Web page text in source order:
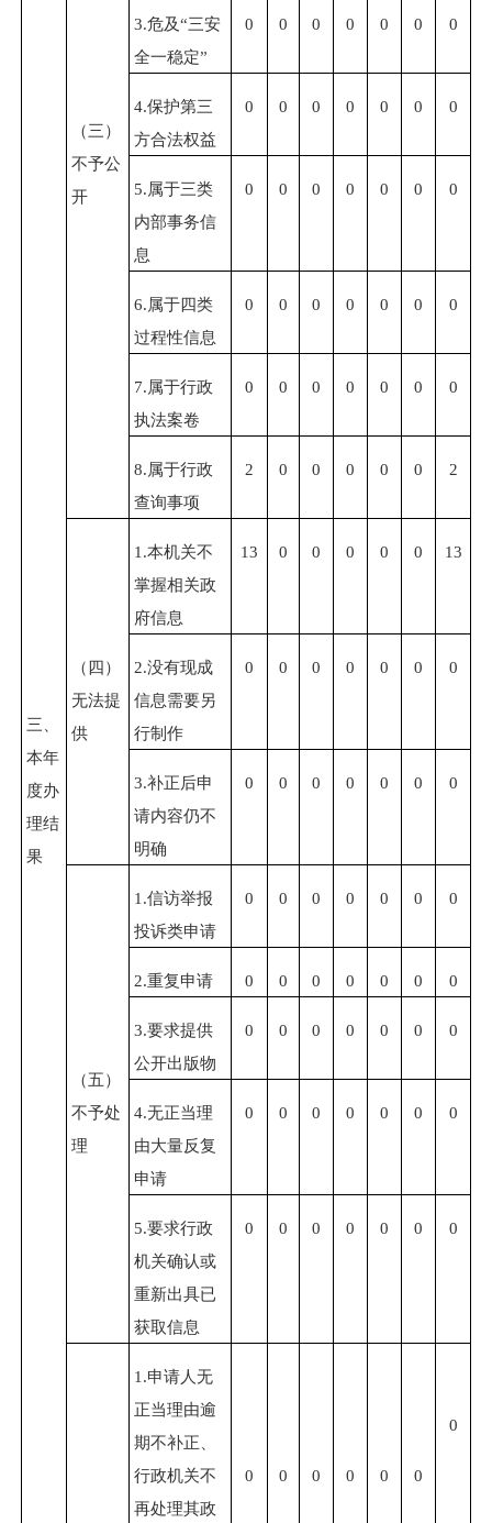
三、
本年
度办
理结
果
（三）
不予公
开
3.危及“三安
全一稳定”
0 0 0 0 0 0 0
4.保护第三
方合法权益
0 0 0 0 0 0 0
5.属于三类
内部事务信
息
0 0 0 0 0 0 0
6.属于四类
过程性信息
0 0 0 0 0 0 0
7.属于行政
执法案卷
0 0 0 0 0 0 0
8.属于行政
查询事项
2 0 0 0 0 0 2
（四）
无法提
供
1.本机关不
掌握相关政
府信息
13 0 0 0 0 0 13
2.没有现成
信息需要另
行制作
0 0 0 0 0 0 0
3.补正后申
请内容仍不
明确
0 0 0 0 0 0 0
（五）
不予处
理
1.信访举报
投诉类申请
0 0 0 0 0 0 0
2.重复申请 0 0 0 0 0 0 0
3.要求提供
公开出版物
0 0 0 0 0 0 0
4.无正当理
由大量反复
申请
0 0 0 0 0 0 0
5.要求行政
机关确认或
重新出具已
获取信息
0 0 0 0 0 0 0
1.申请人无
正当理由逾
期不补正、
行政机关不
再处理其政
0 0 0 0 0 0
0